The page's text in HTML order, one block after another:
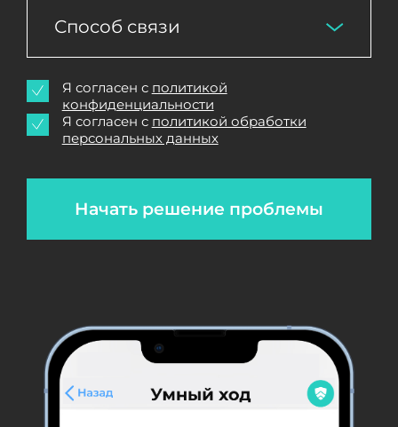
Способ связи
Начать решение проблемы
Я согласен с политикой
конфиденциальности
Я согласен с политикой обработки
персональных данных